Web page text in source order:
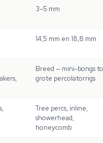
3–5 mm
14,5 mm en 18,8 mm
Breed — mini-bongs
grote percolatorrigs
Tree percs, inline,
showerhead,
honeycomb